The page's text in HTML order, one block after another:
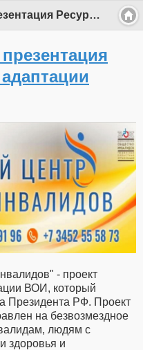
В Тюмени пройдет презентация Ресурсного центра адаптации инвалидов
- проект
ВОИ, который
Президента РФ. Проект
на безвозмездное
людям с
здоровья и